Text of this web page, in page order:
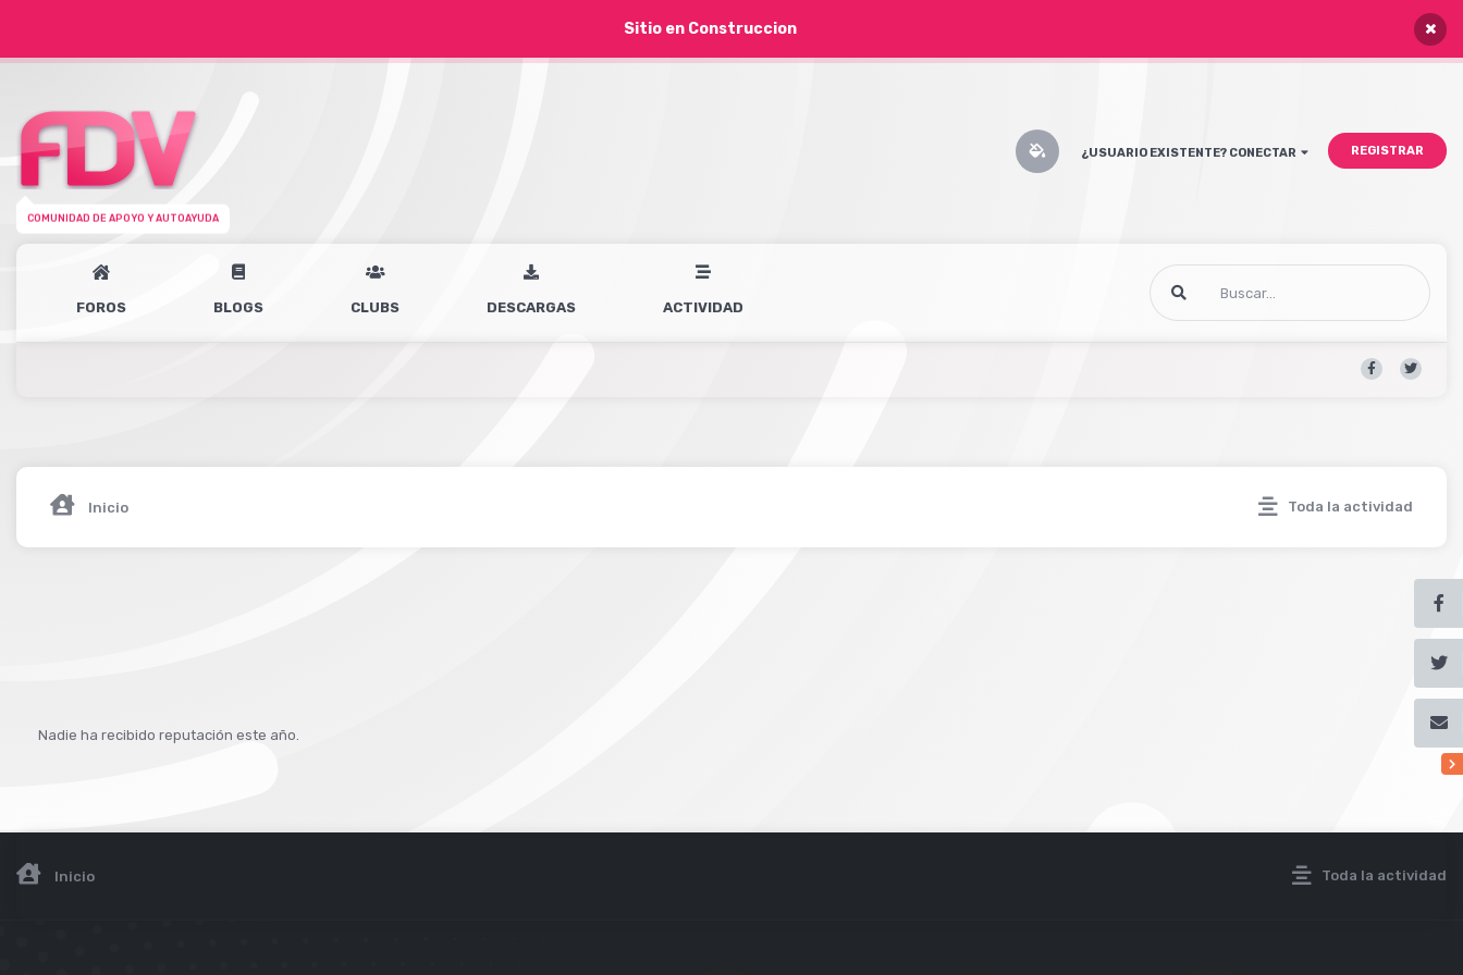
Sitio en Construccion ×
COMUNIDAD DE APOYO Y AUTOAYUDA
¿USUARIO EXISTENTE? CONECTAR REGISTRAR
FOROS BLOGS CLUBS DESCARGAS ACTIVIDAD
Toda la actividad
Inicio
Nadie ha recibido reputación este año.
Toda la actividad
Inicio